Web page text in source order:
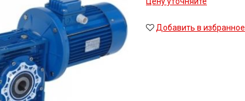
Добавить в избранное